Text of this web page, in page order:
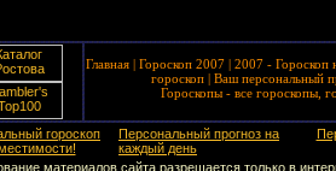
Главная | Гороскоп 2007 | 2007 - Гороскоп
гороскоп| Ваш персональный
Гороскопы - все гороскопы,
гороскоп
Персональный прогноз на
каждый день
материалов сайта разрешается только в